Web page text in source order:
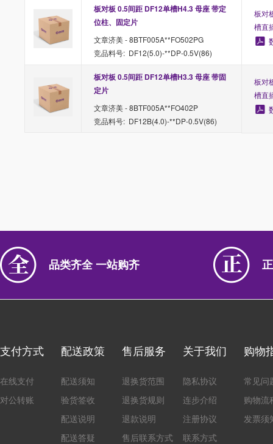
板对板 0.5间距 DF12单槽H4.3 母座 带定
位柱、固定片
文章济美 - 8BTF005A**FO502PG
竞品料号: DF12(5.0)-**DP-0.5V(86)
板对
槽直
板对板 0.5间距 DF12单槽H3.3 母座 带固
定片
文章济美 - 8BTF005A**FO402P
竞品料号: DF12B(4.0)-**DP-0.5V(86)
板对
槽直
品类齐全 一站购齐
支付方式
在线支付
对公转账
配送政策
配送须知
验货签收
配送说明
配送答疑
售后服务
退换货范围
退换货规则
退款说明
售后联系方式
关于我们
隐私协议
连步介绍
注册协议
联系方式
购物
常见问
购物流
发票须